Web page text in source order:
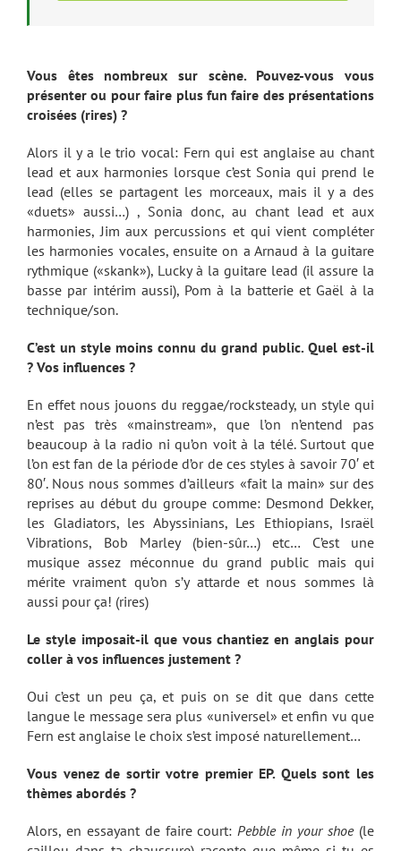
Vous êtes nombreux sur scène. Pouvez-vous vous
présenter ou pour faire plus fun faire des présentations
croisées (rires) ?
Alors il y a le trio vocal: Fern qui est anglaise au chant
lead et aux harmonies lorsque c’est Sonia qui prend le
lead (elles se partagent les morceaux, mais il y a des
«duets» aussi…) , Sonia donc, au chant lead et aux
harmonies, Jim aux percussions et qui vient compléter
les harmonies vocales, ensuite on a Arnaud à la guitare
rythmique («skank»), Lucky à la guitare lead (il assure la
basse par intérim aussi), Pom à la batterie et Gaël à la
technique/son.
C’est un style moins connu du grand public. Quel est-il
? Vos influences ?
En effet nous jouons du reggae/rocksteady, un style qui
n’est pas très «mainstream», que l’on n’entend pas
beaucoup à la radio ni qu’on voit à la télé. Surtout que
l’on est fan de la période d’or de ces styles à savoir 70′ et
80′. Nous nous sommes d’ailleurs «fait la main» sur des
reprises au début du groupe comme: Desmond Dekker,
les Gladiators, les Abyssinians, Les Ethiopians, Israël
Vibrations, Bob Marley (bien-sûr…) etc… C’est une
musique assez méconnue du grand public mais qui
mérite vraiment qu’on s’y attarde et nous sommes là
aussi pour ça! (rires)
Le style imposait-il que vous chantiez en anglais pour
coller à vos influences justement ?
Oui c’est un peu ça, et puis on se dit que dans cette
langue le message sera plus «universel» et enfin vu que
Fern est anglaise le choix s’est imposé naturellement…
Vous venez de sortir votre premier EP. Quels sont les
thèmes abordés ?
Alors, en essayant de faire court: Pebble in your shoe(le